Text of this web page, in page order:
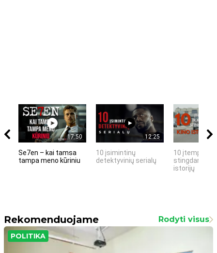
17:50
Se7en – kai tamsa
tampa meno kūriniu
12:25
10 įsimintinų
detektyvinių serialų
10 įtemptų,
stingdančių
istorijų
Rekomenduojame Rodyti visus
POLITIKA